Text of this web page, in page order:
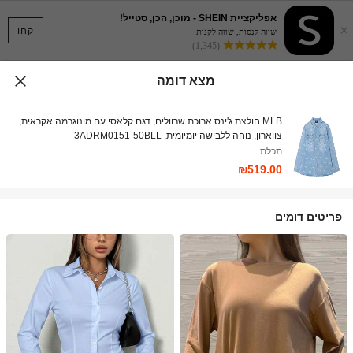
קחו ×
אפליקציית SHEIN - מוכן, הכן, סטייל!
שווה לנסות, שווה לקנות
(1,345)
מצא דומה
MLB חולצת ג'ינס ארוכת שרוולים, דגם קלאסי עם מונוגרמה אקראית,
צווארון, נוחה ללבישה יומיומית, 3ADRM0151-50BLL
תכלת
₪519.00
פריטים דומים